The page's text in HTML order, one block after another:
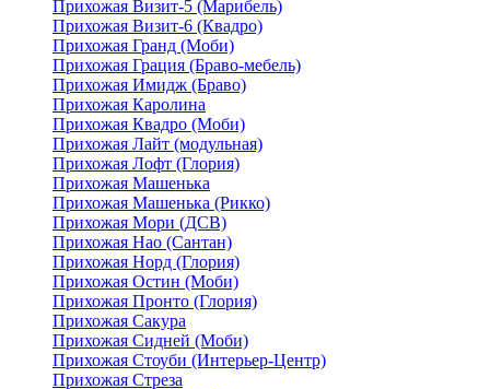
Прихожая Визит-5 (Марибель)
Прихожая Визит-6 (Квадро)
Прихожая Гранд (Моби)
Прихожая Грация (Браво-мебель)
Прихожая Имидж (Браво)
Прихожая Каролина
Прихожая Квадро (Моби)
Прихожая Лайт (модульная)
Прихожая Лофт (Глория)
Прихожая Машенька
Прихожая Машенька (Рикко)
Прихожая Мори (ДСВ)
Прихожая Нао (Сантан)
Прихожая Норд (Глория)
Прихожая Остин (Моби)
Прихожая Пронто (Глория)
Прихожая Сакура
Прихожая Сидней (Моби)
Прихожая Стоуби (Интерьер-Центр)
Прихожая Стреза